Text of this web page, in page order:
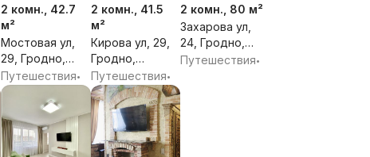
2 комн., 42.7
м²
Мостовая ул,
29, Гродно,
Гродненская
обл.
Путешествия•
2 комн., 41.5
м²
Кирова ул, 29,
Гродно,
Гродненская
обл.
Путешествия•
2 комн., 80 м²
Захарова ул,
24, Гродно,
Гродненская
Путешествия•